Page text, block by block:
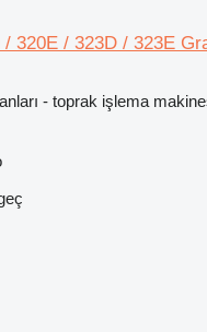
320E / 323D / 323E
- toprak işlema